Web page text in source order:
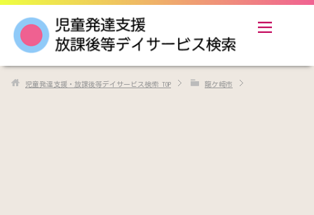
児童発達支援・放課後等デイサービス検索 TOP 龍ケ崎市